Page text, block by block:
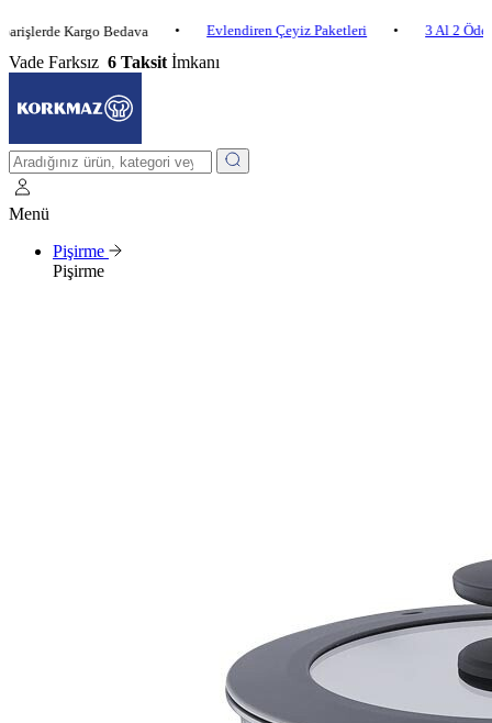
Kargo Bedava • Evlendiren Çeyiz Paketleri • 3 Al 2 Öde •
Vade Farksız 6 Taksit İmkanı
Menü
Pişirme
Pişirme